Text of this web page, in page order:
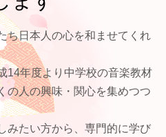
ち日本人の心を和ませてくれ
14年度より中学校の音楽教材
の人の興味・関心を集めつつ
みたい方から、専門的に学び